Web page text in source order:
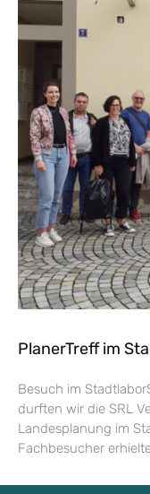
PlanerTreff im
Besuch im
durften wir die SRL
Landesplanung im
Fachbesucher